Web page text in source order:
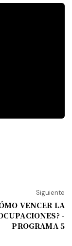
Siguiente
VENCER LA
-
PROGRAMA 5